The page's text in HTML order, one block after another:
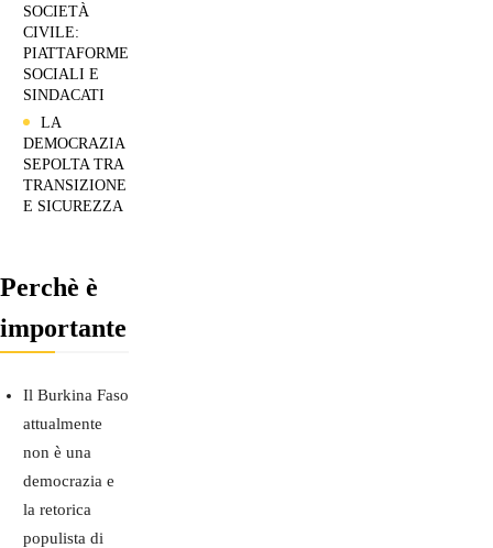
SOCIETÀ
CIVILE:
PIATTAFORME
SOCIALI E
SINDACATI
LA
DEMOCRAZIA
SEPOLTA TRA
TRANSIZIONE
E SICUREZZA
Perchè è
importante
Il Burkina Faso
attualmente
non è una
democrazia e
la retorica
populista di